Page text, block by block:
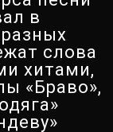
в
слова
хитами,
«Браво»,